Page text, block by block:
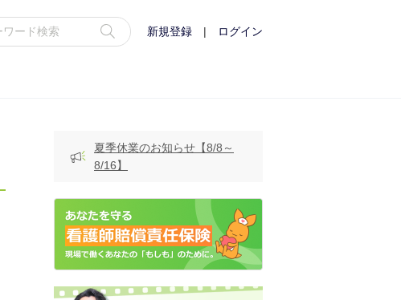
新規登録 | ログイン
夏季休業のお知らせ【8/8～
8/16】